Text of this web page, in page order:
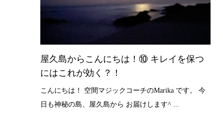
屋久島からこんにちは！⑩ キレイを保つ
にはこれが効く？！
こんにちは！ 空間マジックコーチのMarika です。 今
日も神秘の島、屋久島から お届けします^ ...